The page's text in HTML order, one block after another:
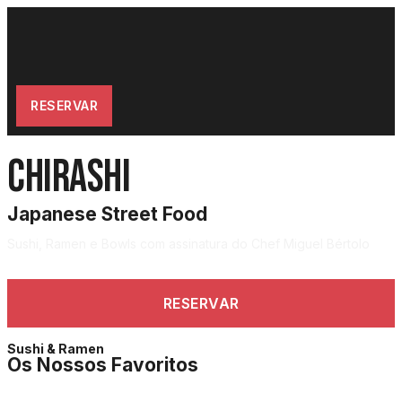
RESERVAR
Chirashi
Japanese Street Food
RESERVAR
Sushi & Ramen
Os Nossos Favoritos